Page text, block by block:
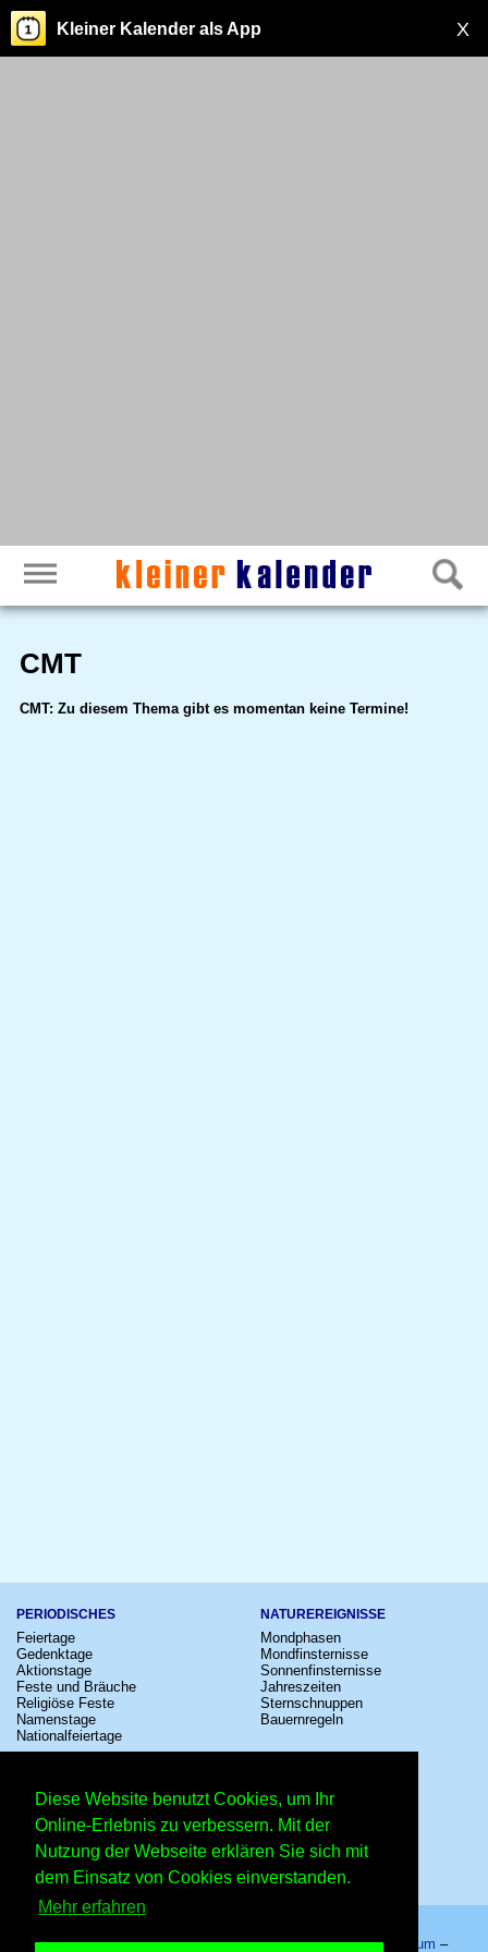
Diese Website benutzt Cookies, um Ihr
Online-Erlebnis zu verbessern. Mit der
Nutzung der Webseite erklären Sie sich mit
dem Einsatz von Cookies einverstanden.
Mehr erfahren
X
Kleiner Kalender als App
CMT
CMT: Zu diesem Thema gibt es momentan keine Termine!
PERIODISCHES
Feiertage
Gedenktage
Aktionstage
Feste und Bräuche
Religiöse Feste
Namenstage
Nationalfeiertage
NATUREREIGNISSE
Mondphasen
Mondfinsternisse
Sonnenfinsternisse
Jahreszeiten
Sternschnuppen
Bauernregeln
Kinostarts
Festivals
Fußball
Comedy
Shows
Sternzeichen
Schalttage
Messen
Erinnerungen
Volksfeste
Startseite–Kalender–Lexikon–App–Sitemap–Impressum –